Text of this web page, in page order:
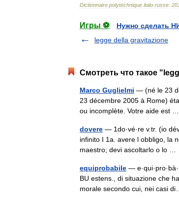
Dictionnaire polytechnique italo-russe
Игры ⚽
Нужно сделать
legge della gravitazione
Смотреть что такое
Marco Guglielmi — (né le 23
23 décembre 2005 à Rome)
ou incomplète. Votre aide est
dovere — 1do·vé·re v.tr. (io
infinito I 1a. avere l obbligo, la
maestro; devi ascoltarlo o lo …
equiprobabile —
BU estens., di situazione che
morale secondo cui, nei casi